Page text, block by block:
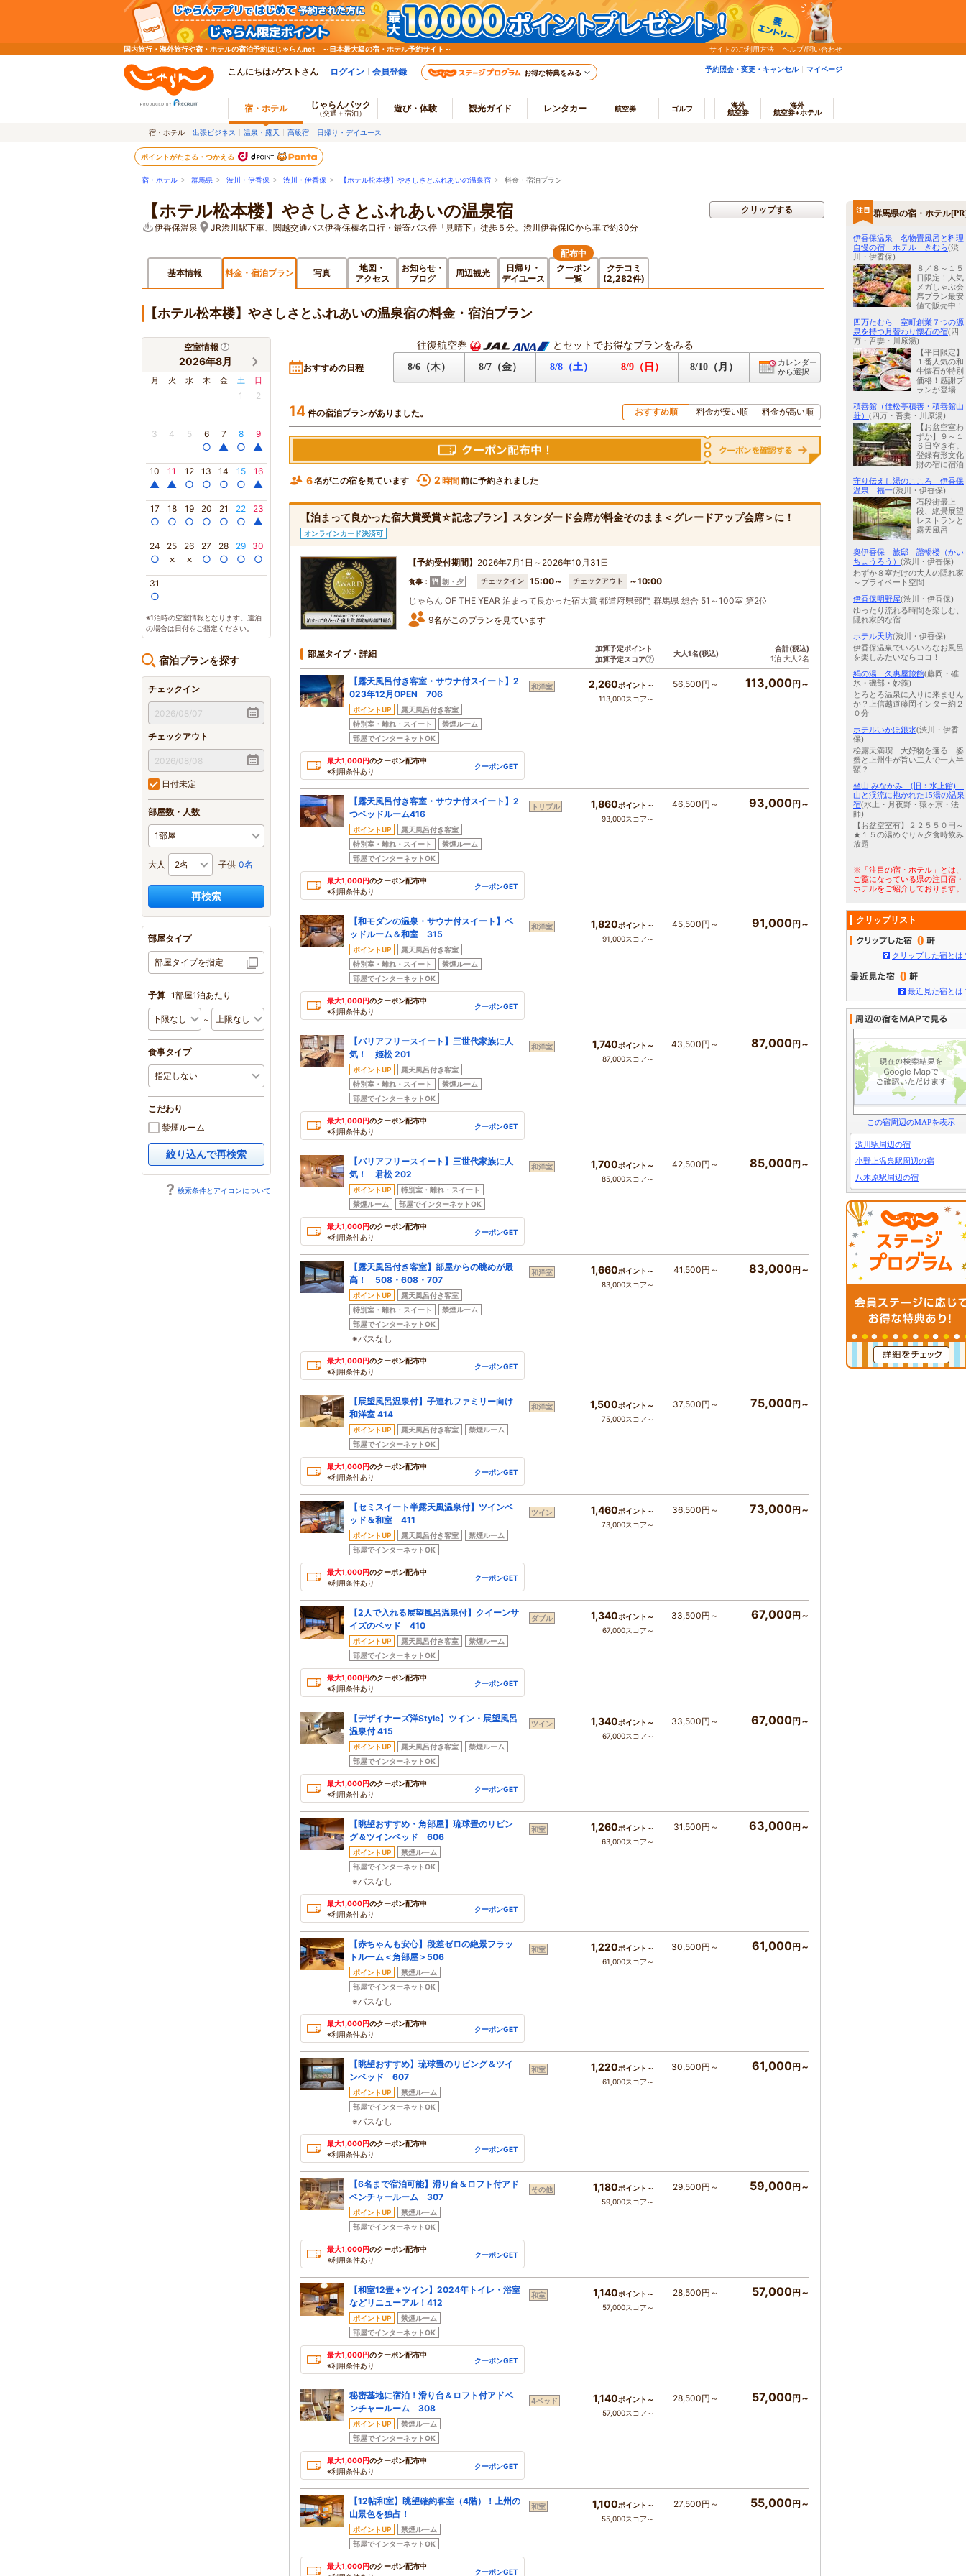
国内旅行・海外旅行や宿・ホテルの宿泊予約はじゃらんnet ～日本最大級の宿・ホテル予約サイト～ サイトのご利用方法 ヘルプ/問い合わせ
こんにちは♪ゲストさん ログイン 会員登録 お得な特典をみる 予約照会・変更・キャンセル マイページ
宿・ホテル じゃらんパック
（交通＋宿泊） 遊び・体験 観光ガイド レンタカー 航空券 ゴルフ
海外
航空券
海外
航空券+ホテル
宿・ホテル 出張ビジネス 温泉・露天 高級宿 日帰り・デイユース
ポイントがたまる・つかえる
宿・ホテル > 群馬県 > 渋川・伊香保 > 渋川・伊香保 > 【ホテル松本楼】やさしさとふれあいの温泉宿 > 料金・宿泊プラン
【ホテル松本楼】やさしさとふれあいの温泉宿
伊香保温泉 JR渋川駅下車、関越交通バス伊香保榛名口行・最寄バス停「見晴下」徒歩５分。渋川伊香保ICから車で約30分
クリップする
基本情報 料金・宿泊プラン 写真
地図・
アクセス
お知らせ・
ブログ
周辺観光
日帰り・
デイユース
クーポン
一覧
配布中
クチコミ
(2,282件)
【ホテル松本楼】やさしさとふれあいの温泉宿の料金・宿泊プラン
空室情報
2026年8月
月 火 水 木 金 土 日
1 2
3 4 5 6
○
7
▲
8
○
9
▲
10
▲
11
▲
12
○
13
○
14
○
15
○
16
▲
17
○
18
○
19
○
20
○
21
○
22
○
23
▲
24
○
25
×
26
×
27
○
28
○
29
○
30
○
31
○
※1泊時の空室情報となります。連泊
の場合は日付をご指定ください。
宿泊プランを探す
チェックイン
チェックアウト
日付未定
部屋数・人数
大人 子供 0名
再検索
部屋タイプ
部屋タイプを指定
予算 1部屋1泊あたり
～
食事タイプ
こだわり
禁煙ルーム
絞り込んで再検索
検索条件とアイコンについて
往復航空券 とセットでお得なプランをみる
おすすめの日程 8/6（木） 8/7（金） 8/8（土） 8/9（日） 8/10（月）
カレンダー
から選択
14 件の宿泊プランがありました。 おすすめ順 料金が安い順 料金が高い順
6名がこの宿を見ています 2 時間 前に予約されました
【泊まって良かった宿大賞受賞☆記念プラン】スタンダード会席が料金そのまま＜グレードアップ会席＞に！
オンラインカード決済可
【予約受付期間】 2026年7月1日～2026年10月31日
食事： 朝・夕 チェックイン 15:00～ チェックアウト
～10:00
じゃらん OF THE YEAR 泊まって良かった宿大賞 都道府県部門 群馬県 総合 51～100室 第2位
9名がこのプランを見ています
部屋タイプ・詳細
加算予定ポイント
加算予定スコア
大人1名(税込)
合計(税込)
1泊 大人2名
【露天風呂付き客室・サウナ付スイート】2
023年12月OPEN 706
ポイントUP
露天風呂付き客室
特別室・離れ・スイート
禁煙ルーム
部屋でインターネットOK
最大1,000円のクーポン配布中
※利用条件あり
クーポンGET
和洋室 2,260ポイント～
113,000スコア～
56,500円～ 113,000円～
【露天風呂付き客室・サウナ付スイート】2
つベッドルーム416
ポイントUP
露天風呂付き客室
特別室・離れ・スイート
禁煙ルーム
部屋でインターネットOK
最大1,000円のクーポン配布中
※利用条件あり
クーポンGET
トリプル 1,860ポイント～
93,000スコア～
46,500円～ 93,000円～
【和モダンの温泉・サウナ付スイート】ベ
ッドルーム＆和室 315
ポイントUP
露天風呂付き客室
特別室・離れ・スイート
禁煙ルーム
部屋でインターネットOK
最大1,000円のクーポン配布中
※利用条件あり
クーポンGET
和洋室 1,820ポイント～
91,000スコア～
45,500円～ 91,000円～
【バリアフリースイート】三世代家族に人
気！ 姫松 201
ポイントUP
露天風呂付き客室
特別室・離れ・スイート
禁煙ルーム
部屋でインターネットOK
最大1,000円のクーポン配布中
※利用条件あり
クーポンGET
和洋室 1,740ポイント～
87,000スコア～
43,500円～ 87,000円～
【バリアフリースイート】三世代家族に人
気！ 君松 202
ポイントUP
特別室・離れ・スイート
禁煙ルーム
部屋でインターネットOK
最大1,000円のクーポン配布中
※利用条件あり
クーポンGET
和洋室 1,700ポイント～
85,000スコア～
42,500円～ 85,000円～
【露天風呂付き客室】部屋からの眺めが最
高！ 508・608・707
ポイントUP
露天風呂付き客室
特別室・離れ・スイート
禁煙ルーム
部屋でインターネットOK
※バスなし
最大1,000円のクーポン配布中
※利用条件あり
クーポンGET
和洋室 1,660ポイント～
83,000スコア～
41,500円～ 83,000円～
【展望風呂温泉付】子連れファミリー向け
和洋室 414
ポイントUP 露天風呂付き客室
禁煙ルーム
部屋でインターネットOK
最大1,000円のクーポン配布中
※利用条件あり
クーポンGET
和洋室 1,500ポイント～
75,000スコア～
37,500円～ 75,000円～
【セミスイート半露天風温泉付】ツインベ
ッド＆和室 411
ポイントUP 露天風呂付き客室
禁煙ルーム
部屋でインターネットOK
最大1,000円のクーポン配布中
※利用条件あり
クーポンGET
ツイン 1,460ポイント～
73,000スコア～
36,500円～ 73,000円～
【2人で入れる展望風呂温泉付】クイーンサ
イズのベッド 410
ポイントUP 露天風呂付き客室
禁煙ルーム
部屋でインターネットOK
最大1,000円のクーポン配布中
※利用条件あり
クーポンGET
ダブル 1,340ポイント～
67,000スコア～
33,500円～ 67,000円～
【デザイナーズ洋Style】ツイン・展望風呂
温泉付 415
ポイントUP 露天風呂付き客室
禁煙ルーム
部屋でインターネットOK
最大1,000円のクーポン配布中
※利用条件あり
クーポンGET
ツイン 1,340ポイント～
67,000スコア～
33,500円～ 67,000円～
【眺望おすすめ・角部屋】琉球畳のリビン
グ＆ツインベッド 606
ポイントUP
禁煙ルーム
部屋でインターネットOK
※バスなし
最大1,000円のクーポン配布中
※利用条件あり
クーポンGET
和室 1,260ポイント～
63,000スコア～
31,500円～ 63,000円～
【赤ちゃんも安心】段差ゼロの絶景フラッ
トルーム＜角部屋＞506
ポイントUP
禁煙ルーム
部屋でインターネットOK
※バスなし
最大1,000円のクーポン配布中
※利用条件あり
クーポンGET
和室 1,220ポイント～
61,000スコア～
30,500円～ 61,000円～
【眺望おすすめ】琉球畳のリビング＆ツイ
ンベッド 607
ポイントUP
禁煙ルーム
部屋でインターネットOK
※バスなし
最大1,000円のクーポン配布中
※利用条件あり
クーポンGET
和室 1,220ポイント～
61,000スコア～
30,500円～ 61,000円～
【6名まで宿泊可能】滑り台＆ロフト付アド
ベンチャールーム 307
ポイントUP
禁煙ルーム
部屋でインターネットOK
最大1,000円のクーポン配布中
※利用条件あり
クーポンGET
その他 1,180ポイント～
59,000スコア～
29,500円～ 59,000円～
【和室12畳＋ツイン】2024年トイレ・浴室
などリニューアル！412
ポイントUP
禁煙ルーム
部屋でインターネットOK
最大1,000円のクーポン配布中
※利用条件あり
クーポンGET
和室 1,140ポイント～
57,000スコア～
28,500円～ 57,000円～
秘密基地に宿泊！滑り台＆ロフト付アドベ
ンチャールーム 308
ポイントUP
禁煙ルーム
部屋でインターネットOK
最大1,000円のクーポン配布中
※利用条件あり
クーポンGET
4ベッド 1,140ポイント～
57,000スコア～
28,500円～ 57,000円～
【12帖和室】眺望確約客室（4階）！上州の
山景色を独占！
ポイントUP
禁煙ルーム
部屋でインターネットOK
最大1,000円のクーポン配布中
クーポンGET
和室 1,100ポイント～
55,000スコア～
27,500円～ 55,000円～
群馬県の宿・ホテル
伊香保温泉 名物畳風呂と料理
自慢の宿 ホテル きむら(渋
川・伊香保)
８／８～１５
日限定！人気
メガしゃぶ会
席プラン最安
値で販売中！
四万たむら 室町創業７つの源
泉を持つ月替わり懐石の宿(四
万・吾妻・川原湯)
【平日限定】
１番人気の和
牛懐石が特別
価格！感謝プ
ランが登場
積善館（佳松亭積善・積善館山
荘） (四万・吾妻・川原湯)
【お盆空室わ
ずか】９～１
６日空き有。
登録有形文化
財の宿に宿泊
守り伝えし湯のこころ 伊香保
温泉 福一(渋川・伊香保)
石段街最上
段、絶景展望
レストランと
露天風呂
奥伊香保 旅邸 諧暢楼（かい
ちょうろう） (渋川・伊香保)
わずか８室だけの大人の隠れ家
～プライベート空間
伊香保明野屋(渋川・伊香保)
ゆったり流れる時間を楽しむ、
隠れ家的な宿
ホテル天坊(渋川・伊香保)
伊香保温泉でいろいろなお風呂
を楽しみたいならココ！
絹の湯 久惠屋旅館(藤岡・碓
氷・磯部・妙義)
とろとろ温泉に入りに来ません
か？上信越道藤岡インター約２
０分
ホテルいかほ銀水(渋川・伊香
保)
桧露天満喫 大好物を選る 姿
蟹と上州牛が旨い二人で一人半
額？
坐山 みなかみ (旧：水上館)
山と渓流に抱かれた15湯の温泉
宿(水上・月夜野・猿ヶ京・法
師)
【お盆空室有】２２５５０円～
★１５の湯めぐり＆夕食時飲み
放題
※「注目の宿・ホテル」とは、
ご覧になっている県の注目宿・
ホテルをご紹介しております。
クリップリスト
0
クリップした宿とは
0
最近見た宿とは
この宿周辺のMAPを表示
渋川駅周辺の宿
小野上温泉駅周辺の宿
八木原駅周辺の宿